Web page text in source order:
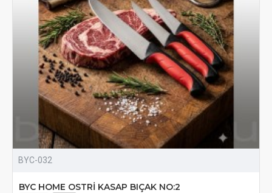
BYC-032
BYC HOME OSTRİ KASAP BIÇAK NO:2